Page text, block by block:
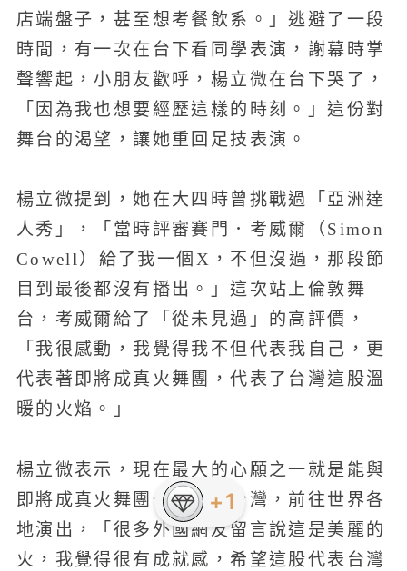
店端盤子，甚至想考餐飲系。」逃避了一段
時間，有一次在台下看同學表演，謝幕時掌
聲響起，小朋友歡呼，楊立微在台下哭了，
「因為我也想要經歷這樣的時刻。」這份對
舞台的渴望，讓她重回足技表演。
楊立微提到，她在大四時曾挑戰過「亞洲達
人秀」，「當時評審賽門．考威爾（Simon
Cowell）給了我一個X，不但沒過，那段節
目到最後都沒有播出。」這次站上倫敦舞
台，考威爾給了「從未見過」的高評價，
「我很感動，我覺得我不但代表我自己，更
代表著即將成真火舞團，代表了台灣這股溫
暖的火焰。」
楊立微表示，現在最大的心願之一就是能與
即將成真火舞團一起代表台灣，前往世界各
地演出，「很多外國網友留言說這是美麗的
火，我覺得很有成就感，希望這股代表台灣